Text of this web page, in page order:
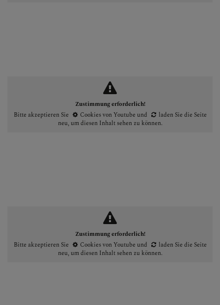
Zustimmung erforderlich!
Bitte akzeptieren Sie
Cookies von Youtube und
laden Sie die Seite
neu, um diesen Inhalt sehen zu können.
Zustimmung erforderlich!
Bitte akzeptieren Sie
Cookies von Youtube und
laden Sie die Seite
neu, um diesen Inhalt sehen zu können.